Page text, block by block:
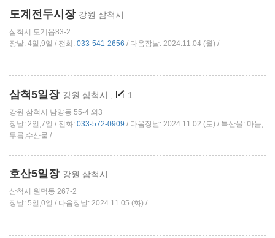
도계전두시장 강원 삼척시
삼척시 도계읍83-2
장날: 4일,9일 / 전화: 033-541-2656 / 다음장날: 2024.11.04 (월) /
삼척5일장 강원 삼척시 , 1
강원 삼척시 남양동 55-4 외3
장날: 2일,7일 / 전화: 033-572-0909 / 다음장날: 2024.11.02 (토) / 특산물: 마늘,
두릅,수산물 /
호산5일장 강원 삼척시
삼척시 원덕동 267-2
장날: 5일,0일 / 다음장날: 2024.11.05 (화) /